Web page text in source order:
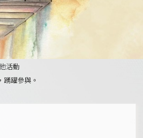
活動
躍參與。